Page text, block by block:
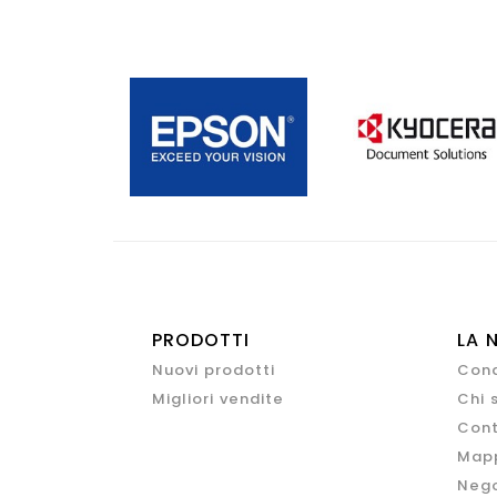
PRODOTTI
Nuovi prodotti
Migliori vendite
LA
Chi